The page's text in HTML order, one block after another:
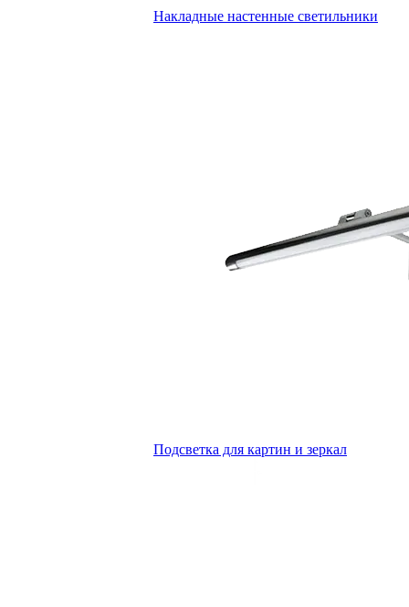
Накладные настенные светильники
Подсветка для картин и зеркал